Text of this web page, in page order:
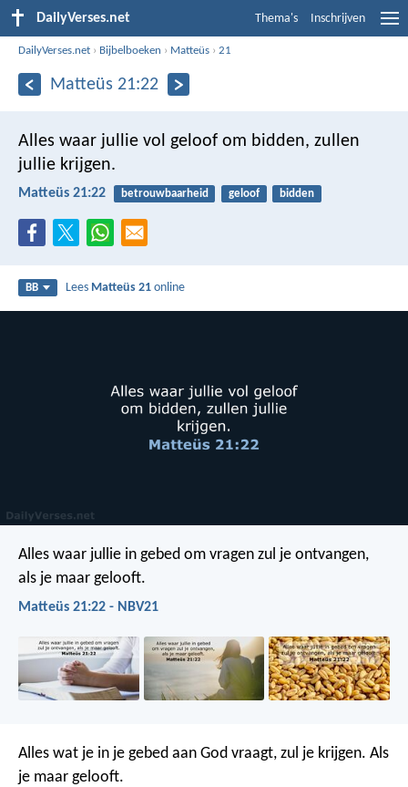
DailyVerses.net Thema's Inschrijven
DailyVerses.net › Bijbelboeken › Matteüs ›21
Matteüs 21:22
Alles waar jullie vol geloof om bidden, zullen
jullie krijgen.
Matteüs 21:22 betrouwbaarheid geloof bidden
BB Lees Matteüs 21 online
Alles waar jullie in gebed om vragen zul je ontvangen,
als je maar gelooft.
Matteüs 21:22 - NBV21
Alles wat je in je gebed aan God vraagt, zul je krijgen. Als
je maar gelooft.